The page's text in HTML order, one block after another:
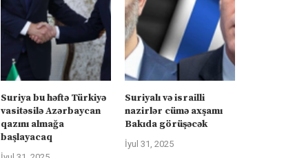
ABŞ-la...
İyul 31, 2025
Qəzzadan qoşunlarını...
İyul 31, 2025
Suriya bu həftə Türkiyə
vasitəsilə Azərbaycan
qazını almağa
başlayacaq
Suriyalı və israilli
nazirlər cümə axşamı
Bakıda görüşəcək
İyul 31, 2025